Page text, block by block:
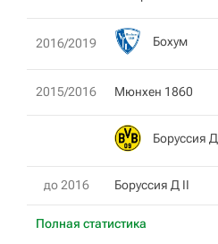
Полная статистика
2016/2019 Бохум
2015/2016 Мюнхен 1860
Боруссия Д
до 2016 Боруссия Д II